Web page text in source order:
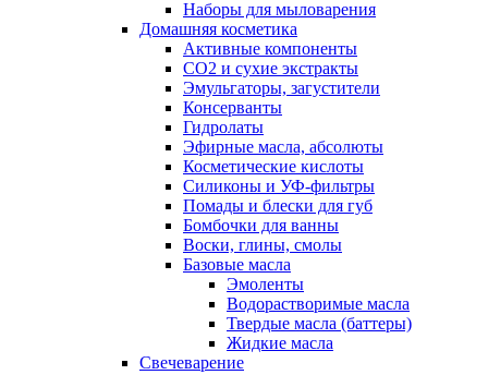
Наборы для мыловарения
Домашняя косметика
Активные компоненты
СО2 и сухие экстракты
Эмульгаторы, загустители
Консерванты
Гидролаты
Эфирные масла, абсолюты
Косметические кислоты
Силиконы и УФ-фильтры
Помады и блески для губ
Бомбочки для ванны
Воски, глины, смолы
Базовые масла
Эмоленты
Водорастворимые масла
Твердые масла (баттеры)
Жидкие масла
Свечеварение